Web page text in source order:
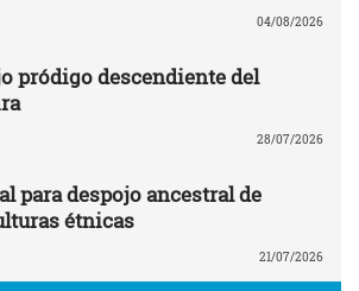
04/08/2026
pródigo descendiente del
28/07/2026
para despojo ancestral de
étnicas
21/07/2026